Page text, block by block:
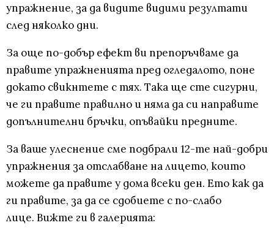
упражнение, за да видите видими резултати
след няколко дни.
За още по-добър ефект ви препоръчваме да
правите упражненията пред огледалото, поне
докато свикнтете с тях. Така ще сте сигурни,
че ги правите правилно и няма да си направите
допълнителни бръчки, опъвайки предните.
За ваше улеснение сме подбрали 12-те най-добри
упражнения за отслабване на лицето, които
можете да правите у дома всеки ден. Ето как да
ги правите, за да се сдобиете с по-слабо
лице. Вижте ги в галерията: